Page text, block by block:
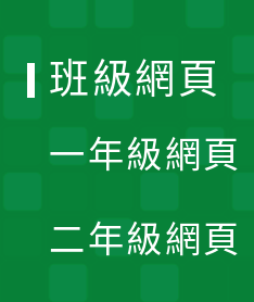
班級網頁
一年級網頁
二年級網頁